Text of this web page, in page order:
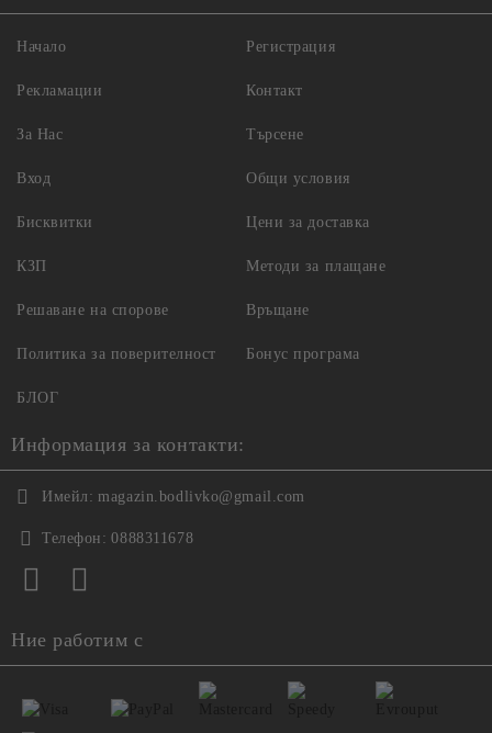
Начало
Рекламации
За Нас
Вход
Регистрация
Контакт
Търсене
Общи условия
Бисквитки
КЗП
Решаване на спорове
Политика за поверителност
Цени за доставка
Методи за плащане
Връщане
Бонус програма
БЛОГ
Информация за контакти:
Имейл: magazin.bodlivko@gmail.com
Телефон: 0888311678
Ние работим с